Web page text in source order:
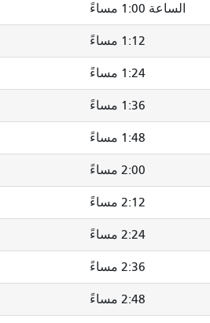
الساعة 1:00 مساءً
1:12 مساءً
1:24 مساءً
1:36 مساءً
1:48 مساءً
2:00 مساءً
2:12 مساءً
2:24 مساءً
2:36 مساءً
2:48 مساءً